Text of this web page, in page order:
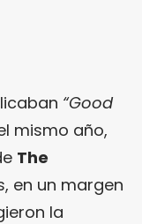
“Good
mismo año,
The
en un margen
la